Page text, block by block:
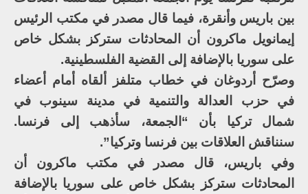
بين باريس وأنقرة، فيما قال مصدر في مكتب الرئيس
إيمانويل ماكرون أن المحادثات ستركز بشكل خاص
على سوريا بالإضافة إلى القضية الفلسطينية.
وصرّح أردوغان في خطاب متلفز ألقاه أمام أعضاء
في حزب العدالة والتنمية في مدينة سينوب في
شمال تركيا بأن “الجمعة، سأذهب إلى فرنسا.
سنناقش العلاقات بين فرنسا وتركيا”.
وفي باريس، قال مصدر في مكتب ماكرون أن
المحادثات ستركز بشكل خاص على سوريا بالإضافة